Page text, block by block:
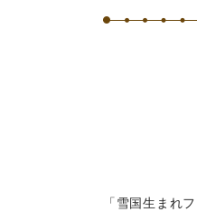
「雪国生まれ